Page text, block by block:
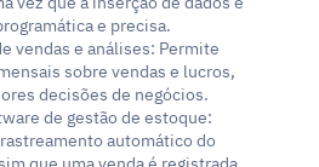
e precisa.
vendas e análises: Permite
sobre vendas e lucros,
decisões de negócios.
de gestão de estoque:
automático do